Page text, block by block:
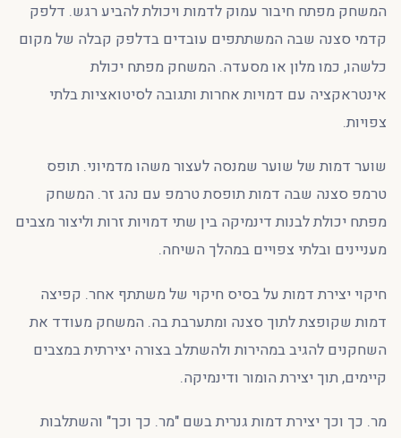
המשחק מפתח חיבור עמוק לדמות ויכולת להביע רגש. דלפק
קדמי סצנה שבה המשתתפים עובדים בדלפק קבלה של מקום
כלשהו, כמו מלון או מסעדה. המשחק מפתח יכולת
אינטראקציה עם דמויות אחרות ותגובה לסיטואציות בלתי
צפויות.
שוער דמות של שוער שמנסה לעצור משהו מדמיוני. תופס
טרמפ סצנה שבה דמות תופסת טרמפ עם נהג זר. המשחק
מפתח יכולת לבנות דינמיקה בין שתי דמויות זרות וליצור מצבים
מעניינים ובלתי צפויים במהלך השיחה.
חיקוי יצירת דמות על בסיס חיקוי של משתתף אחר. קפיצה
דמות שקופצת לתוך סצנה ומתערבת בה. המשחק מעודד את
השחקנים להגיב במהירות ולהשתלב בצורה יצירתית במצבים
קיימים, תוך יצירת הומור ודינמיקה.
מר. כך וכך יצירת דמות גנרית בשם "מר. כך וכך" והשתלבות